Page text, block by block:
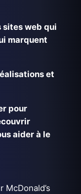
sites web qui
marquent
et
pour
aider à le
McDonald’s